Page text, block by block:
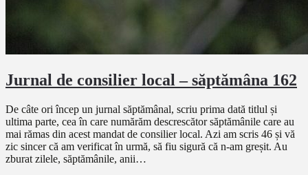
Jurnal de consilier local – săptămâna 162
De câte ori încep un jurnal săptămânal, scriu prima dată titlul și
ultima parte, cea în care numărăm descrescător săptămânile care au
mai rămas din acest mandat de consilier local. Azi am scris 46 și vă
zic sincer că am verificat în urmă, să fiu sigură că n-am greșit. Au
zburat zilele, săptămânile, anii…